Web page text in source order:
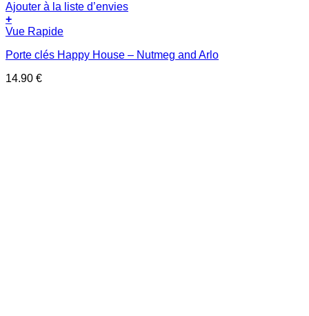
Ajouter à la liste d’envies
+
Vue Rapide
Porte clés Happy House – Nutmeg and Arlo
14.90 €